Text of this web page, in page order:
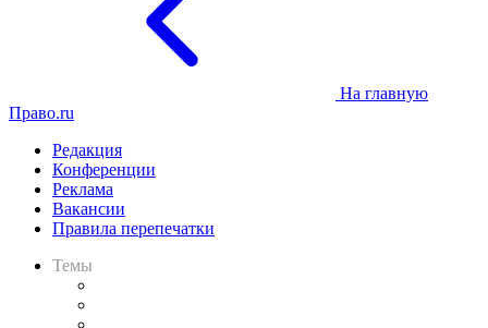
На главную
Право.ru
Редакция
Конференции
Реклама
Вакансии
Правила перепечатки
Темы